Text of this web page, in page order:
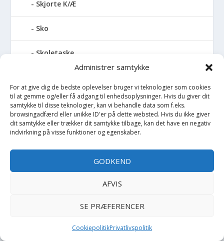
Administrer samtykke
For at give dig de bedste oplevelser bruger vi teknologier som cookies
til at gemme og/eller få adgang til enhedsoplysninger. Hvis du giver dit
samtykke til disse teknologier, kan vi behandle data som f.eks.
browsingadfærd eller unikke ID'er på dette websted. Hvis du ikke giver
dit samtykke eller trækker dit samtykke tilbage, kan det have en negativ
indvirkning på visse funktioner og egenskaber.
GODKEND
AFVIS
SE PRÆFERENCER
CookiepolitikPrivatlivspolitik
Skjorte K/Æ
Sko
Skoletaske
Skuldertaske
Slim
Slips
Smækbukser